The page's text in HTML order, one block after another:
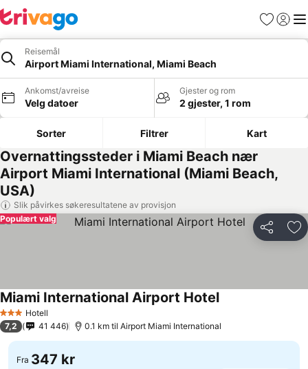
Favoritter
Logg
Reisemål
Airport Miami International, Miami Beach
Ankomst/avreise
Velg datoer
Gjester og rom
2 gjester, 1 rom
Sorter Filtrer Kart
Overnattingssteder i Miami Beach nær
Airport Miami International (Miami Beach,
USA)
Slik påvirkes søkeresultatene av provisjon
Del
Populært valg
3 StjernerHotell
Miami International Airport Hotel
7,2 41 446 0.1 km til Airport Miami International
Fra 347 kr